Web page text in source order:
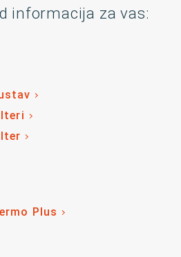
informacija za vas:
Plus